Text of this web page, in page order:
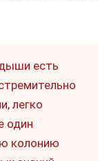
есть
легко
один
колонию